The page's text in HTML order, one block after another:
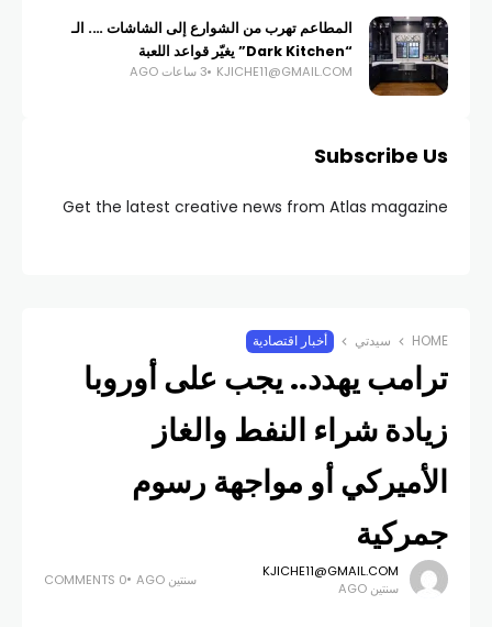
المطاعم تهرب من الشوارع إلى الشاشات …. الـ
“Dark Kitchen” يغيّر قواعد اللعبة
KJICHE11@GMAIL.COM 3 ساعات AGO
Subscribe Us
Get the latest creative news from Atlas magazine
HOME سيدتي أخبار اقتصادية
ترامب يهدد.. يجب على أوروبا
زيادة شراء النفط والغاز
الأميركي أو مواجهة رسوم
جمركية
KJICHE11@GMAIL.COM
سنتين AGO
سنتين AGO 0 COMMENTS